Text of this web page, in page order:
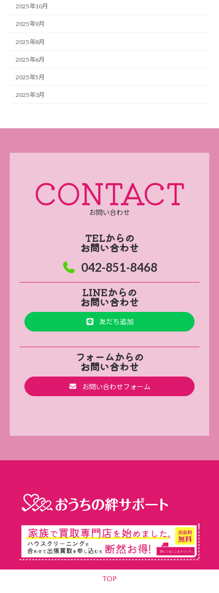
2025年10月
2025年9月
2025年8月
2025年6月
2025年5月
2025年3月
CONTACT
お問い合わせ
TELからの
お問い合わせ
042-851-8468
LINEからの
お問い合わせ
友だち追加
フォームからの
お問い合わせ
お問い合わせフォーム
TOP